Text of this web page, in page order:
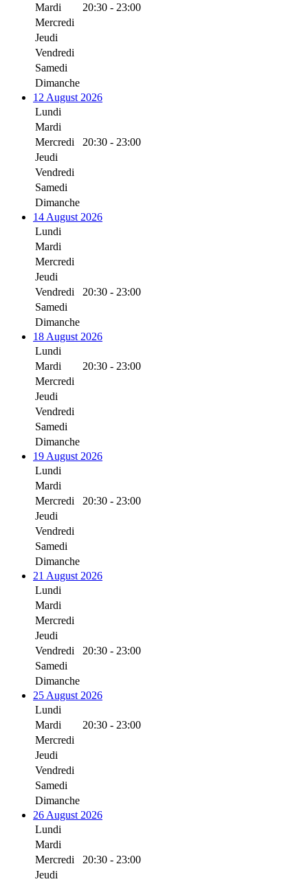
Mardi
20:30 - 23:00
Mercredi
Jeudi
Vendredi
Samedi
Dimanche
12 August 2026
Lundi
Mardi
Mercredi
20:30 - 23:00
Jeudi
Vendredi
Samedi
Dimanche
14 August 2026
Lundi
Mardi
Mercredi
Jeudi
Vendredi
20:30 - 23:00
Samedi
Dimanche
18 August 2026
Lundi
Mardi
20:30 - 23:00
Mercredi
Jeudi
Vendredi
Samedi
Dimanche
19 August 2026
Lundi
Mardi
Mercredi
20:30 - 23:00
Jeudi
Vendredi
Samedi
Dimanche
21 August 2026
Lundi
Mardi
Mercredi
Jeudi
Vendredi
20:30 - 23:00
Samedi
Dimanche
25 August 2026
Lundi
Mardi
20:30 - 23:00
Mercredi
Jeudi
Vendredi
Samedi
Dimanche
26 August 2026
Lundi
Mardi
Mercredi
20:30 - 23:00
Jeudi